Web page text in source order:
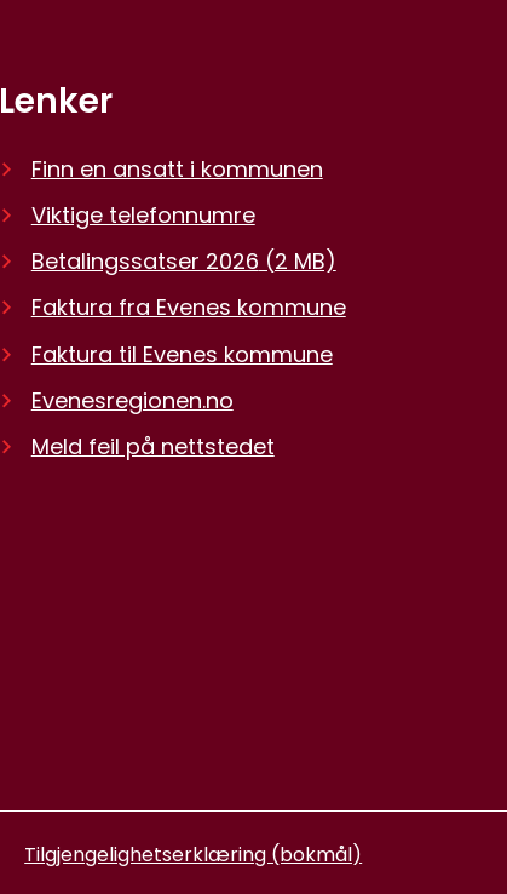
Lenker
Finn en ansatt i kommunen
Viktige telefonnumre
Betalingssatser 2026 (2 MB)
Faktura fra Evenes kommune
Faktura til Evenes kommune
Evenesregionen.no
Meld feil på nettstedet
Tilgjengelighetserklæring (bokmål)